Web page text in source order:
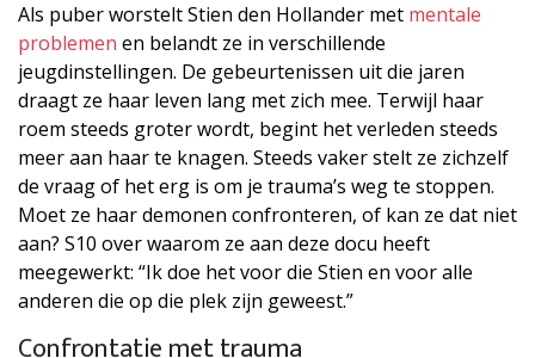
Als puber worstelt Stien den Hollander met mentale
problemen en belandt ze in verschillende
jeugdinstellingen. De gebeurtenissen uit die jaren
draagt ze haar leven lang met zich mee. Terwijl haar
roem steeds groter wordt, begint het verleden steeds
meer aan haar te knagen. Steeds vaker stelt ze zichzelf
de vraag of het erg is om je trauma’s weg te stoppen.
Moet ze haar demonen confronteren, of kan ze dat niet
aan? S10 over waarom ze aan deze docu heeft
meegewerkt: “Ik doe het voor die Stien en voor alle
anderen die op die plek zijn geweest.”